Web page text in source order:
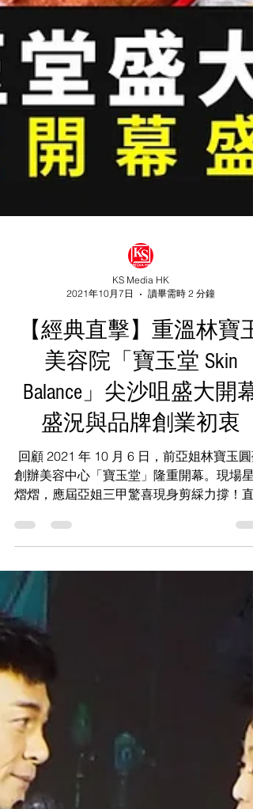
KS Media HK
2021年10月7日
讀畢需時 2 分鐘
【經典直擊】重溫林寶玉
美容院「寶玉堂 Skin
Balance」尖沙咀盛大開幕
盛況與品牌創業初衷
回顧 2021 年 10 月 6 日，前亞姐林寶玉圓
當年珍貴歷史照片與現場精華影片，並一覽
牌近年喬遷尖沙咀打造千呎複合旗艦店的全